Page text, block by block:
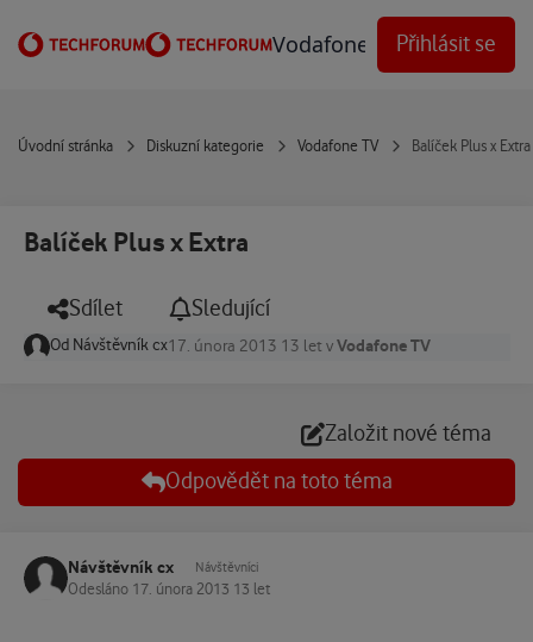
Vodafone Techforum
Přihlásit se
Úvodní stránka Diskuzní kategorie Vodafone TV Balíček Plus x Extra
Balíček Plus x Extra
Sdílet Sledující
Od Návštěvník cx17. února 2013 13 let vVodafone TV
Založit nové téma
Odpovědět na toto téma
Návštěvník cx Návštěvníci
Odesláno 17. února 2013 13 let